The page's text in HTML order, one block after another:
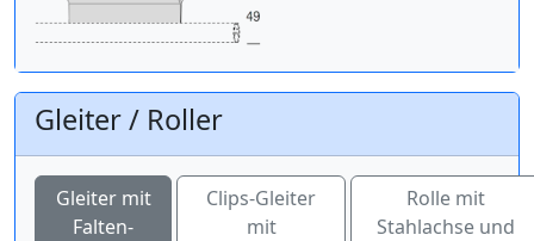
Gleiter / Roller
Gleiter mit
Falten-
Clips-Gleiter
mit
Rolle mit
Stahlachse und